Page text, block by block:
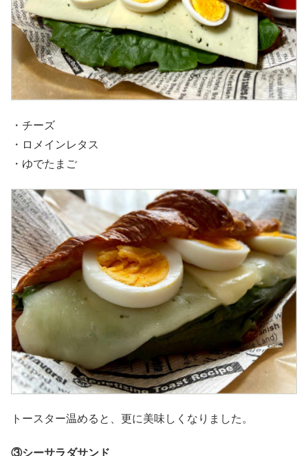
・チーズ
・ロメインレタス
・ゆでたまご
トースター温めると、更に美味しくなりました。
③シーサラダサンド